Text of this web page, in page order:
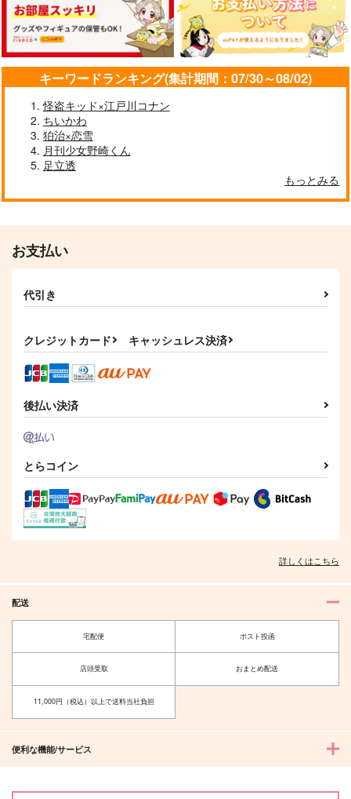
キーワードランキング(集計期間：07/30～08/02)
怪盗キッド×江戸川コナン
ちいかわ
狛治×恋雪
月刊少女野崎くん
足立透
もっとみる
お支払い
代引き
クレジットカード キャッシュレス決済
後払い決済
とらコイン
詳しくはこちら
配送
宅配便 ポスト投函
店頭受取 おまとめ配送
11,000円（税込）以上で送料当社負担
便利な機能/サービス